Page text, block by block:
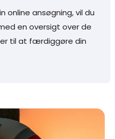
online ansøgning, vil du
en oversigt over de
til at færdiggøre din